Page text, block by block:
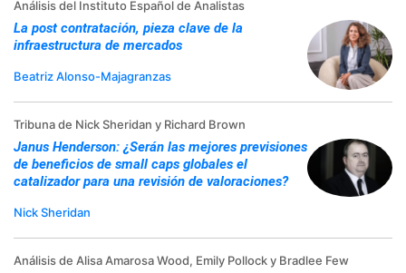
Análisis del Instituto Español de Analistas
La post contratación, pieza clave de la
infraestructura de mercados
Beatriz Alonso-Majagranzas
Tribuna de Nick Sheridan y Richard Brown
Janus Henderson: ¿Serán las mejores previsiones
de beneficios de small caps globales el
catalizador para una revisión de valoraciones?
Nick Sheridan
Análisis de Alisa Amarosa Wood, Emily Pollock y Bradlee Few